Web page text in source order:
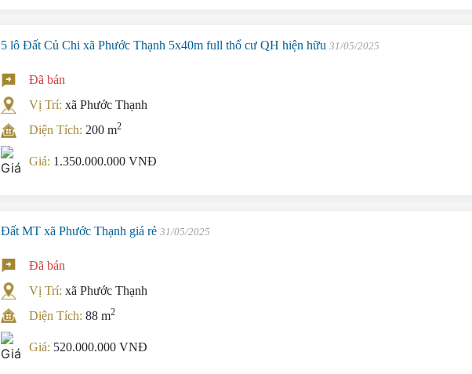
5 lô Đất Củ Chi xã Phước Thạnh 5x40m full thổ cư QH hiện hữu31/05/2025
Đã bán
Vị Trí:xã Phước Thạnh
Diện Tích: 200 m2
Giá: 1.350.000.000 VNĐ
Đất MT xã Phước Thạnh giá rẻ31/05/2025
Đã bán
Vị Trí:xã Phước Thạnh
Diện Tích:88 m2
Giá: 520.000.000 VNĐ